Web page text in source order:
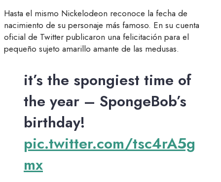
Hasta el mismo Nickelodeon reconoce la fecha de
nacimiento de su personaje más famoso. En su cuenta
oficial de Twitter publicaron una felicitación para el
pequeño sujeto amarillo amante de las medusas.
it’s the spongiest time of
the year – SpongeBob’s
birthday!
pic.twitter.com/tsc4rA5g
mx